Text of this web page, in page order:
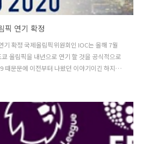
픽 연기 확정
기 확정 국제올림픽위원회인 IOC는 올해 7월
올림픽을 내년으로 연기 할 것을 공식적으로
때문문에 이전부터 나왔던 이야기이긴 하지만
었기 때문에 2020 도쿄 올림픽을 연기한다 안
도쿄 올림픽은 연기가 되었으며 점차 날씨가
라 예상했던 코로나19가 전혀 진정될 기미가
상으로인해 올림픽이 내년 여름쯤?으로 연기
드(IOC 유력한 인사로 꼽히는 의원) 의원은 현